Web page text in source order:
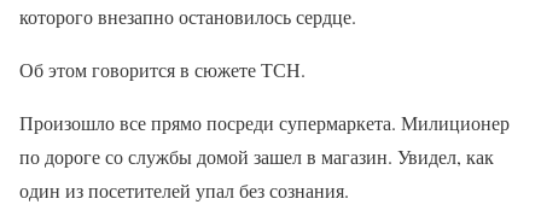
которого внезапно остановилось сердце.
Об этом говорится в сюжете ТСН.
Произошло все прямо посреди супермаркета. Милиционер
по дороге со службы домой зашел в магазин. Увидел, как
один из посетителей упал без сознания.